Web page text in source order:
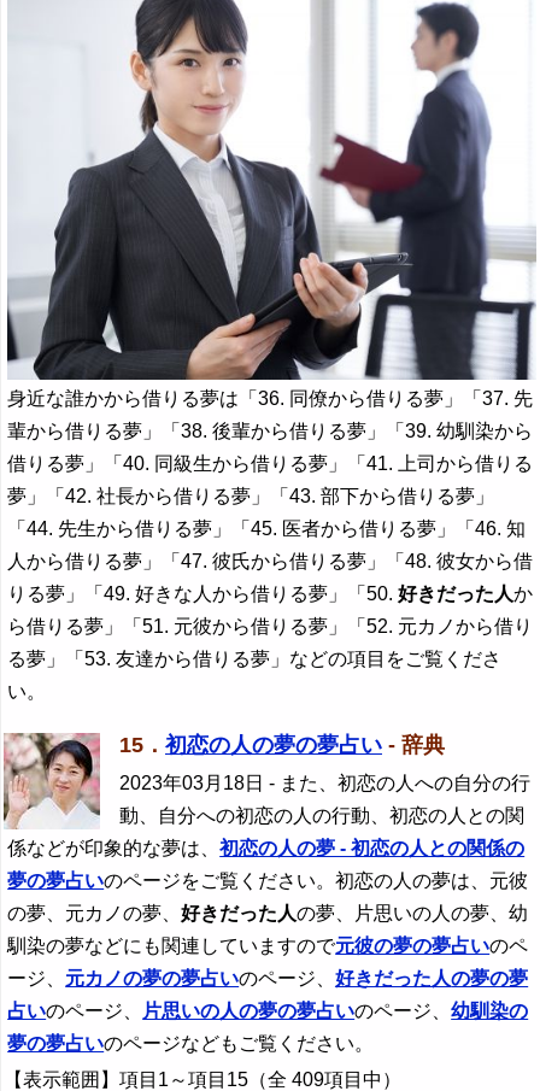
身近な誰かから借りる夢は「36. 同僚から借りる夢」「37. 先
輩から借りる夢」「38. 後輩から借りる夢」「39. 幼馴染から
借りる夢」「40. 同級生から借りる夢」「41. 上司から借りる
夢」「42. 社長から借りる夢」「43. 部下から借りる夢」
「44. 先生から借りる夢」「45. 医者から借りる夢」「46. 知
人から借りる夢」「47. 彼氏から借りる夢」「48. 彼女から借
りる夢」「49. 好きな人から借りる夢」「50.好きだった人か
ら借りる夢」「51. 元彼から借りる夢」「52. 元カノから借り
る夢」「53. 友達から借りる夢」などの項目をご覧くださ
い。
15． 初恋の人の夢の夢占い - 辞典
2023年03月18日 - また、初恋の人への自分の行
動、自分への初恋の人の行動、初恋の人との関
係などが印象的な夢は、初恋の人の夢 - 初恋の人との関係の
夢の夢占いのページをご覧ください。初恋の人の夢は、元彼
の夢、元カノの夢、好きだった人の夢、片思いの人の夢、幼
馴染の夢などにも関連していますので元彼の夢の夢占いのペ
ージ、 元カノの夢の夢占いのページ、好きだった人の夢の夢
占いのページ、 片思いの人の夢の夢占いのページ、幼馴染の
夢の夢占いのページなどもご覧ください。
【表示範囲】項目1～項目15（全 409項目中）